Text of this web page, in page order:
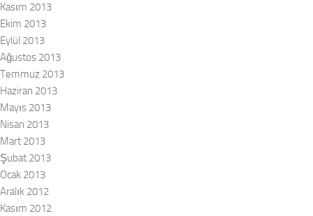
Kasım 2013
Ekim 2013
Eylül 2013
Ağustos 2013
Temmuz 2013
Haziran 2013
Mayıs 2013
Nisan 2013
Mart 2013
Şubat 2013
Ocak 2013
Aralık 2012
Kasım 2012